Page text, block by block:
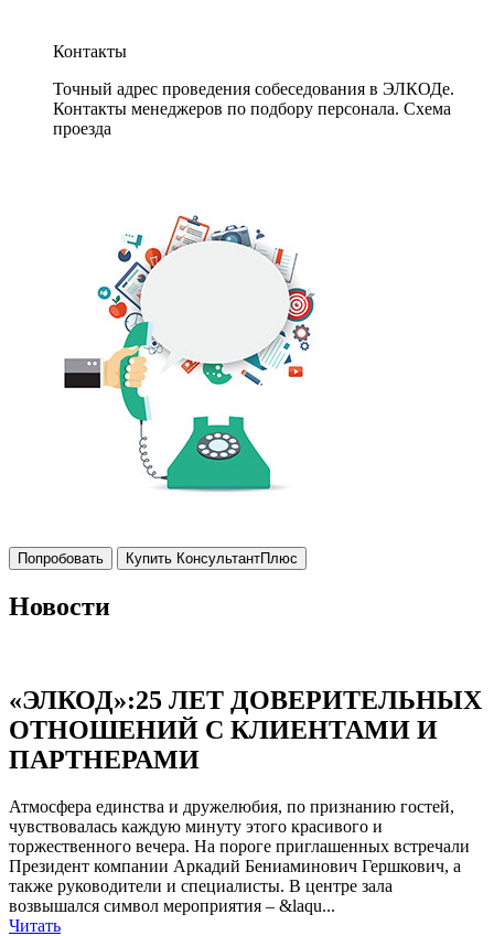
Контакты
Точный адрес проведения собеседования в ЭЛКОДе.
Контакты менеджеров по подбору персонала. Схема
проезда
Попробовать Купить КонсультантПлюс
Новости
«ЭЛКОД»:25 ЛЕТ ДОВЕРИТЕЛЬНЫХ
ОТНОШЕНИЙ С КЛИЕНТАМИ И
ПАРТНЕРАМИ
Атмосфера единства и дружелюбия, по признанию гостей,
чувствовалась каждую минуту этого красивого и
торжественного вечера. На пороге приглашенных встречали
Президент компании Аркадий Бениаминович Гершкович, а
также руководители и специалисты. В центре зала
возвышался символ мероприятия – &laqu...
Читать